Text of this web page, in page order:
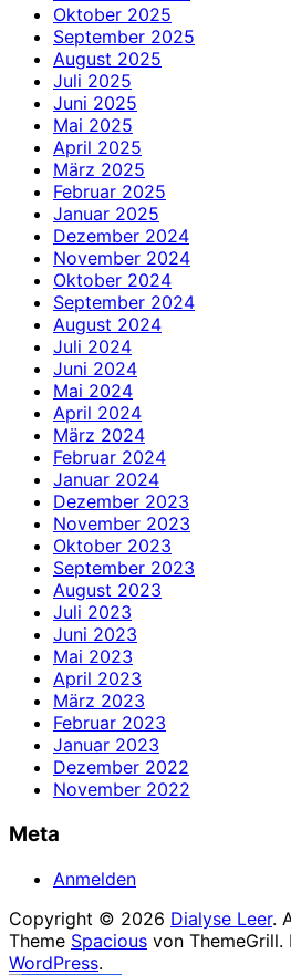
Oktober 2025
September 2025
August 2025
Juli 2025
Juni 2025
Mai 2025
April 2025
März 2025
Februar 2025
Januar 2025
Dezember 2024
November 2024
Oktober 2024
September 2024
August 2024
Juli 2024
Juni 2024
Mai 2024
April 2024
März 2024
Februar 2024
Januar 2024
Dezember 2023
November 2023
Oktober 2023
September 2023
August 2023
Juli 2023
Juni 2023
Mai 2023
April 2023
März 2023
Februar 2023
Januar 2023
Dezember 2022
November 2022
Meta
Anmelden
Copyright © 2026 Dialyse Leer.
Theme Spacious von
WordPress.